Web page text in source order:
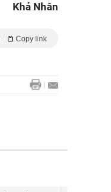
Khả Nhân
Copy link